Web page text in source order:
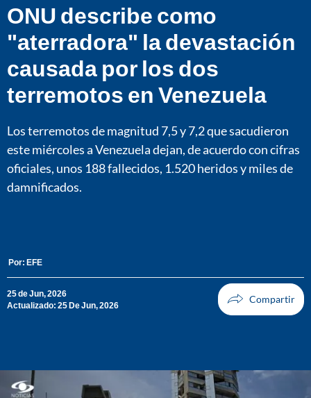
ONU describe como
"aterradora" la devastación
causada por los dos
terremotos en Venezuela
Los terremotos de magnitud 7,5 y 7,2 que sacudieron
este miércoles a Venezuela dejan, de acuerdo con cifras
oficiales, unos 188 fallecidos, 1.520 heridos y miles de
damnificados.
Por: EFE
25 de Jun, 2026
Actualizado: 25 De Jun, 2026